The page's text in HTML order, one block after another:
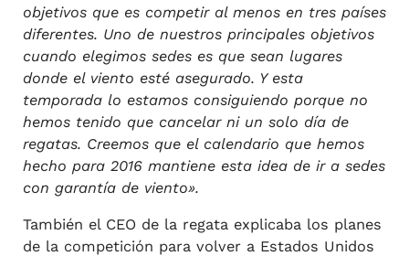
objetivos que es competir al menos en tres países
diferentes. Uno de nuestros principales objetivos
cuando elegimos sedes es que sean lugares
donde el viento esté asegurado. Y esta
temporada lo estamos consiguiendo porque no
hemos tenido que cancelar ni un solo día de
regatas. Creemos que el calendario que hemos
hecho para 2016 mantiene esta idea de ir a sedes
con garantía de viento».
También el CEO de la regata explicaba los planes
de la competición para volver a Estados Unidos